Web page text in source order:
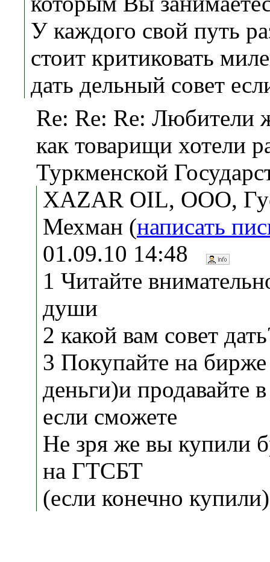
У каждого свой путь
стоит критиковать
дать дельный совет
Re: Re: Re: Любители
как товарищи хотели
Туркменской
XAZAR OIL, ООО,
Мехман (написать
01.09.10 14:48
1 Читайте
души
2 какой вам совет
3 Покупайте на бирже
деньги)и продавайте
если сможете
Не зря же вы купили
на ГТСБТ
(если конечно купили)